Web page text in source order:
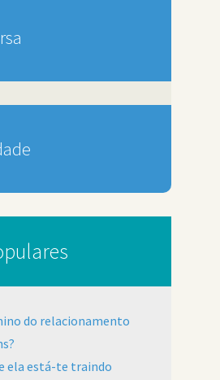
do relacionamento
ela está-te traindo